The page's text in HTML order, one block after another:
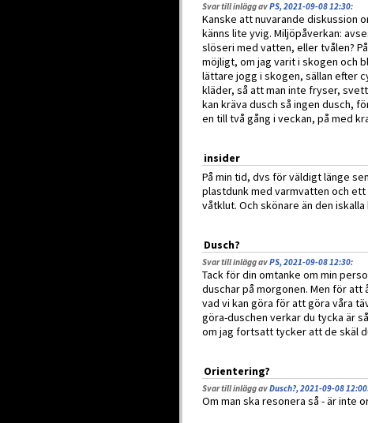
Svar till inlägg avPS, 2021-09-08 12:30:
Kanske att nuvarande diskussion
känns lite yvig. Miljöpåverkan:
slöseri med vatten, eller tvålen?
möjligt, om jag varit i skogen och
lättare jogg i skogen, sällan efter
kläder, så att man inte fryser,
kan kräva dusch så ingen dusch,
en till två gång i veckan, på med
insider
På min tid, dvs för väldigt länge
plastdunk med varmvatten och
våtklut. Och skönare än den
Dusch?
Svar till inlägg avPS, 2021-09-08 12:30:
Tack för din omtanke om min
duschar på morgonen. Men för
vad vi kan göra för att göra våra
göra-duschen verkar du tycka är
om jag fortsatt tycker att de skäl
Orientering?
Svar till inlägg avDusch?, 2021-09-08 12:00
Om man ska resonera så - är inte